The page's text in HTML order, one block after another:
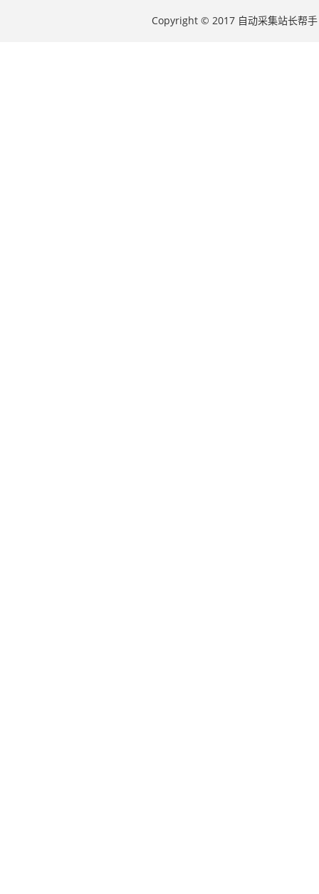
Copyright © 2017 自动采集站长帮手